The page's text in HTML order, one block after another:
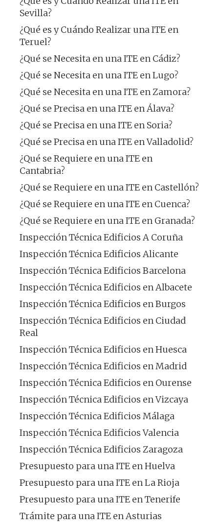
Sevilla?
¿Qué es y Cuándo Realizar una ITE en
Teruel?
¿Qué se Necesita en una ITE en Cádiz?
¿Qué se Necesita en una ITE en Lugo?
¿Qué se Necesita en una ITE en Zamora?
¿Qué se Precisa en una ITE en Álava?
¿Qué se Precisa en una ITE en Soria?
¿Qué se Precisa en una ITE en Valladolid?
¿Qué se Requiere en una ITE en
Cantabria?
¿Qué se Requiere en una ITE en Castellón?
¿Qué se Requiere en una ITE en Cuenca?
¿Qué se Requiere en una ITE en Granada?
Inspección Técnica Edificios A Coruña
Inspección Técnica Edificios Alicante
Inspección Técnica Edificios Barcelona
Inspección Técnica Edificios en Albacete
Inspección Técnica Edificios en Burgos
Inspección Técnica Edificios en Ciudad
Real
Inspección Técnica Edificios en Huesca
Inspección Técnica Edificios en Madrid
Inspección Técnica Edificios en Ourense
Inspección Técnica Edificios en Vizcaya
Inspección Técnica Edificios Málaga
Inspección Técnica Edificios Valencia
Inspección Técnica Edificios Zaragoza
Presupuesto para una ITE en Huelva
Presupuesto para una ITE en La Rioja
Presupuesto para una ITE en Tenerife
Trámite para una ITE en Asturias